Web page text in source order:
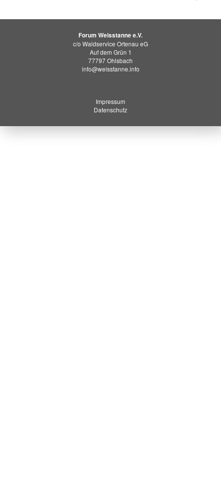
Forum Weisstanne e.V.
c/o Waldservice Ortenau eG
Auf dem Grün 1
77797 Ohlsbach
info@weisstanne.info
Impressum
Datenschutz